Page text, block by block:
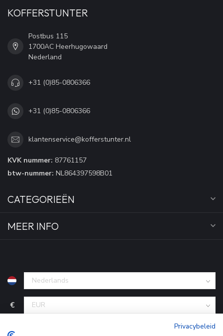
KOFFERSTUNTER
Postbus 115
1700AC Heerhugowaard
Nederland
+31 (0)85-0806366
+31 (0)85-0806366
klantenservice@kofferstunter.nl
KVK nummer: 87761157
btw-nummer: NL864397598B01
CATEGORIEËN
MEER INFO
€
Privacybeleid